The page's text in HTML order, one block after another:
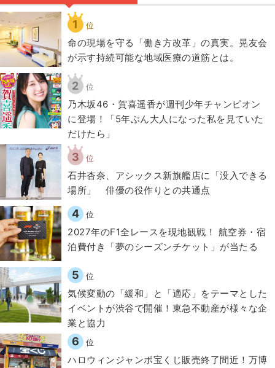
1 位
​命の現場を守る「働き方改革」の真実。晃友会
が示す持続可能な地域医療の道筋とは。
2 位
乃木坂46・賀喜遥香が週刊少年チャンピオン
に登場！「5年ぶん大人になった私を見ていた
だけたら」
3 位
石井杏奈、アシックス新旗艦店に「没入できる
場所」 俳優の役作りとの共通点
4 位
2027年のF1全レースを現地観戦！ 航空券・宿
泊費付き「夢のシーズンチケット」が当たる
5 位
気候変動の「緩和」と「適応」をテーマとした
イベントが渋谷で開催！東急不動産が様々な企
業と協力
6 位
ハロウィンジャンボ宝くじ販売終了間近！万博